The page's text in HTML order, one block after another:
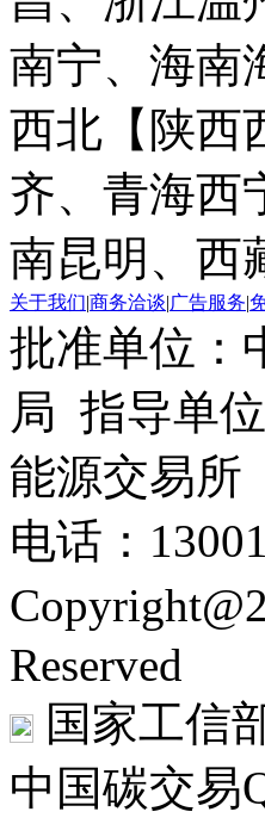
南宁、海南
西北【陕西
齐、青海西
南昆明、西
关于我们|商务洽谈|广告服务|
批准单位：
局 指导单
能源交易所
电话：
Reserved
国家工信
中国碳交易